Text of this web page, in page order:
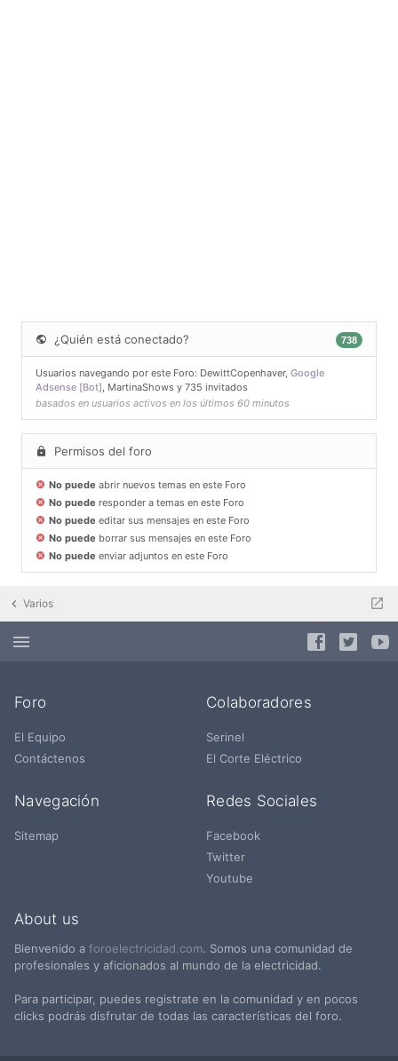
¿Quién está conectado? 738
Usuarios navegando por este Foro: DewittCopenhaver, Google
Adsense [Bot], MartinaShows y 735 invitados
basados en usuarios activos en los últimos 60 minutos
Permisos del foro
No puede abrir nuevos temas en este Foro
No puede responder a temas en este Foro
No puede editar sus mensajes en este Foro
No puede borrar sus mensajes en este Foro
No puede enviar adjuntos en este Foro
Varios
Foro
El Equipo
Contáctenos
Colaboradores
Serinel
El Corte Eléctrico
Navegación
Sitemap
Redes Sociales
Facebook
Twitter
Youtube
About us
Bienvenido a foroelectricidad.com. Somos una comunidad de
profesionales y aficionados al mundo de la electricidad.
Para participar, puedes registrate en la comunidad y en pocos
clicks podrás disfrutar de todas las características del foro.